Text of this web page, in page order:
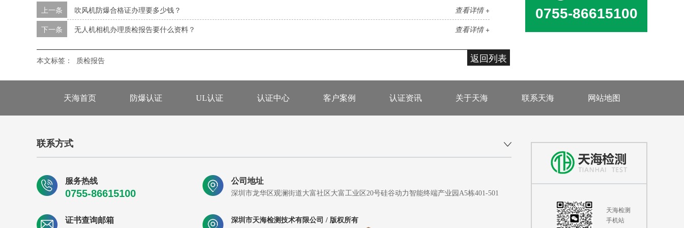
查看详情 +
上一条
吹风机防爆合格证办理要多少钱？
查看详情 +
下一条 无人机相机办理质检报告要什么资料？
返回列表
本文标签： 质检报告
0755-86615100
天海首页 防爆认证 UL认证 认证中心 客户案例 认证资讯 关于天海 联系天海 网站地图
天海检测
手机站
联系方式
服务热线
0755-86615100
公司地址
深圳市龙华区观澜街道大富社区大富工业区20号硅谷动力智能终端产业园A5栋401-501
证书查询邮箱 深圳市天海检测技术有限公司 / 版权所有